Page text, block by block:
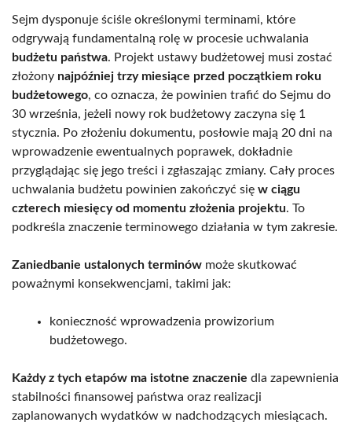
Sejm dysponuje ściśle określonymi terminami, które
odgrywają fundamentalną rolę w procesie uchwalania
budżetu państwa. Projekt ustawy budżetowej musi zostać
złożony najpóźniej trzy miesiące przed początkiem roku
budżetowego, co oznacza, że powinien trafić do Sejmu do
30 września, jeżeli nowy rok budżetowy zaczyna się 1
stycznia. Po złożeniu dokumentu, posłowie mają 20 dni na
wprowadzenie ewentualnych poprawek, dokładnie
przyglądając się jego treści i zgłaszając zmiany. Cały proces
uchwalania budżetu powinien zakończyć się w ciągu
czterech miesięcy od momentu złożenia projektu. To
podkreśla znaczenie terminowego działania w tym zakresie.
Zaniedbanie ustalonych terminów może skutkować
poważnymi konsekwencjami, takimi jak:
konieczność wprowadzenia prowizorium
budżetowego.
Każdy z tych etapów ma istotne znaczenie dla zapewnienia
stabilności finansowej państwa oraz realizacji
zaplanowanych wydatków w nadchodzących miesiącach.